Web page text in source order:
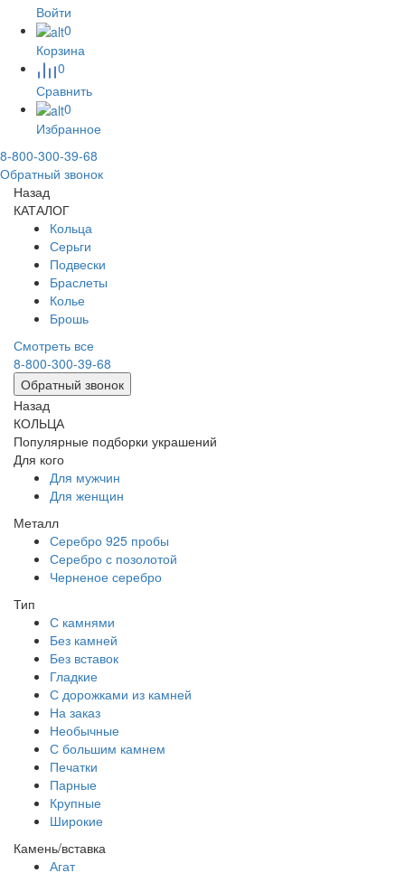
Войти
0
Корзина
0
Сравнить
0
Избранное
8-800-300-39-68
Обратный звонок
Назад
КАТАЛОГ
Кольца
Серьги
Подвески
Браслеты
Колье
Брошь
Смотреть все
8-800-300-39-68
Обратный звонок
Назад
КОЛЬЦА
Популярные подборки украшений
Для кого
Для мужчин
Для женщин
Металл
Серебро 925 пробы
Серебро с позолотой
Черненое серебро
Тип
С камнями
Без камней
Без вставок
Гладкие
С дорожками из камней
На заказ
Необычные
С большим камнем
Печатки
Парные
Крупные
Широкие
Камень/вставка
Агат